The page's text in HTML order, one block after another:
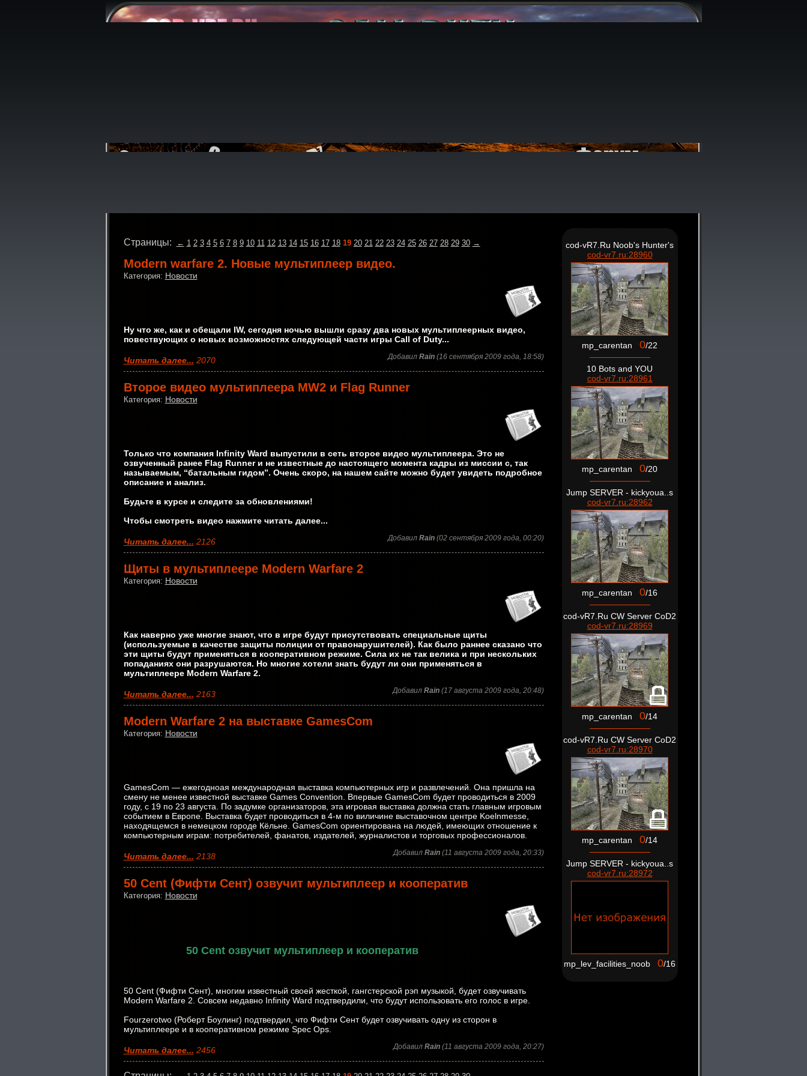
Страницы: ← 1 2 3 4 5 6 7 8 9 10 11 12 13 14 15 16 17 18 19 20 21 22 23 24 25 26 27 28 29 30 →
Modern warfare 2. Новые мультиплеер видео.
Категория: Новости
Ну что же, как и обещали IW, сегодня ночью вышли сразу два новых мультиплеерных видео,
повествующих о новых возможностях следующей части игры Call of Duty...
Читать далее... 2070 Добавил Rain(16 сентября 2009 года, 18:58)
Второе видео мультиплеера MW2 и Flag Runner
Категория: Новости
Только что компания Infinity Ward выпустили в сеть второе видео мультиплеера. Это не
озвученный ранее Flag Runner и не известные до настоящего момента кадры из миссии c, так
называемым, “батальным гидом”. Очень скоро, на нашем сайте можно будет увидеть подробное
описание и анализ.
Будьте в курсе и следите за обновлениями!
Чтобы смотреть видео нажмите читать далее...
Читать далее... 2126 Добавил Rain(02 сентября 2009 года, 00:20)
Щиты в мультиплеере Modern Warfare 2
Категория: Новости
Как наверно уже многие знают, что в игре будут присутствовать специальные щиты
(используемые в качестве защиты полиции от правонарушителей). Как было раннее сказано что
эти щиты будут применяться в кооперативном режиме. Сила их не так велика и при нескольких
попаданиях они разрушаются. Но многие хотели знать будут ли они применяться в
мультиплеере Modern Warfare 2.
Читать далее... 2163 Добавил Rain(17 августа 2009 года, 20:48)
Modern Warfare 2 на выставке GamesCom
Категория: Новости
GamesCom — ежегодноая международная выставка компьютерных игр и развлечений. Она пришла на
смену не менее известной выставке Games Convention. Впервые GamesCom будет проводиться в 2009
году, с 19 по 23 августа. По задумке организаторов, эта игровая выставка должна стать главным игровым
событием в Европе. Выставка будет проводиться в 4-м по виличине выставочном центре Koelnmesse,
находящемся в немецком городе Кёльне. GamesCom ориентирована на людей, имеющих отношение к
компьютерным играм: потребителей, фанатов, издателей, журналистов и торговых профессионалов.
Читать далее... 2138 Добавил Rain(11 августа 2009 года, 20:33)
50 Cent (Фифти Сент) озвучит мультиплеер и кооператив
Категория: Новости
50 Cent озвучит мультиплеер и кооператив
50 Cent (Фифти Сент), многим известный своей жесткой, гангстерской рэп музыкой, будет озвучивать
Modern Warfare 2. Совсем недавно Infinity Ward подтвердили, что будут использовать его голос в игре.
Fourzerotwo (Роберт Боулинг) подтвердил, что Фифти Сент будет озвучивать одну из сторон в
мультиплеере и в кооперативном режиме Spec Ops.
Читать далее... 2456 Добавил Rain(11 августа 2009 года, 20:27)
cod-vR7.Ru Noob's Hunter's
cod-vr7.ru:28960
mp_carentan 0/22
10 Bots and YOU
cod-vr7.ru:28961
mp_carentan 0/20
Jump SERVER - kickyoua..s
cod-vr7.ru:28962
mp_carentan 0/16
cod-vR7.Ru CW Server CoD2
cod-vr7.ru:28969
mp_carentan 0/14
cod-vR7.Ru CW Server CoD2
cod-vr7.ru:28970
mp_carentan 0/14
Jump SERVER - kickyoua..s
cod-vr7.ru:28972
mp_lev_facilities_noob 0/16